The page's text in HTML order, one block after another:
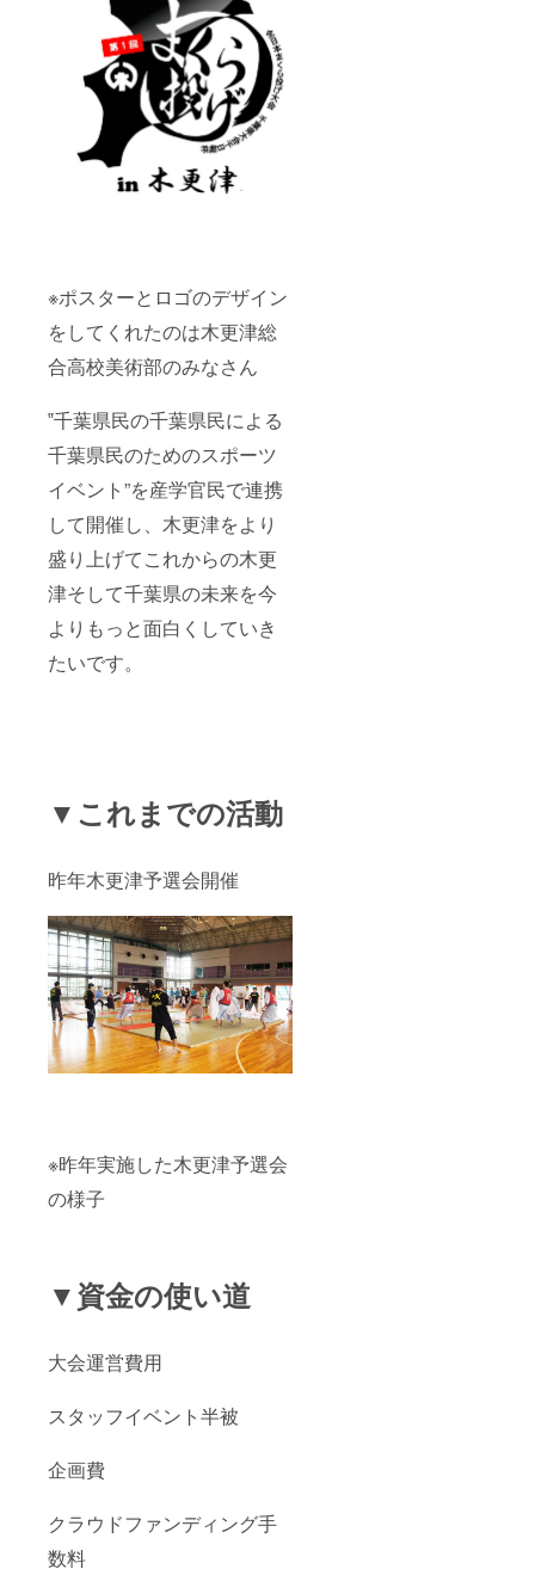
※ポスターとロゴのデザイン
をしてくれたのは木更津総
合高校美術部のみなさん
‟千葉県民の千葉県民による
千葉県民のためのスポーツ
イベント”を産学官民で連携
して開催し、木更津をより
盛り上げてこれからの木更
津そして千葉県の未来を今
よりもっと面白くしていき
たいです。
▼これまでの活動
昨年木更津予選会開催
※昨年実施した木更津予選会
の様子
▼資金の使い道
大会運営費用
スタッフイベント半被
企画費
クラウドファンディング手
数料